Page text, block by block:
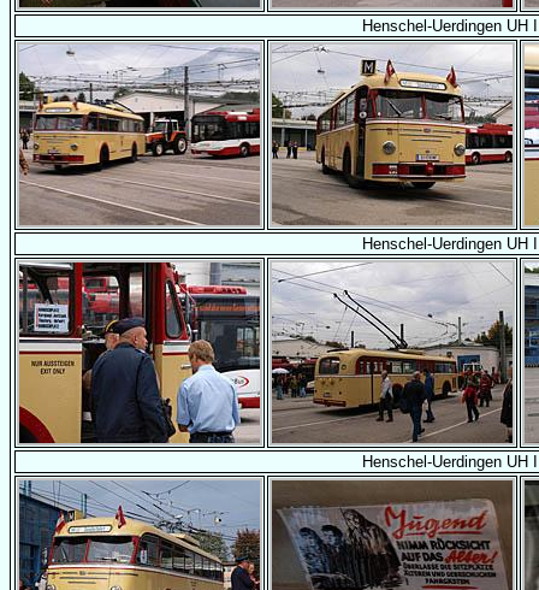
Henschel-Uerdingen UH
Henschel-Uerdingen UH
Henschel-Uerdingen UH